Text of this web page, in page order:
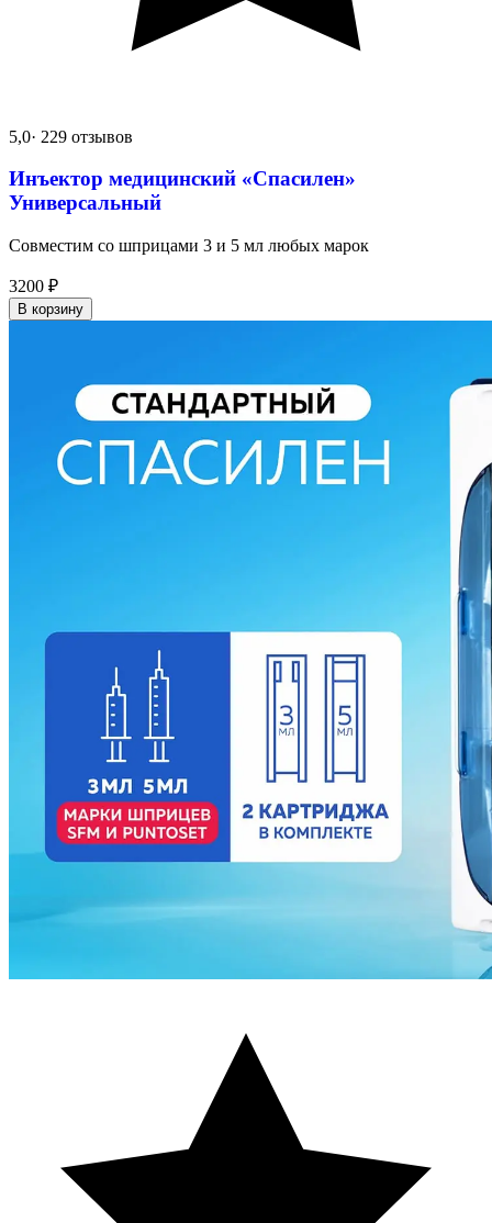
5,0· 229 отзывов
Инъектор медицинский «Спасилен»
Универсальный
Совместим со шприцами 3 и 5 мл любых марок
3200 ₽
В корзину